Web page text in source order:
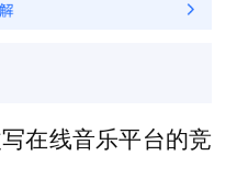
在线音乐平台的竞